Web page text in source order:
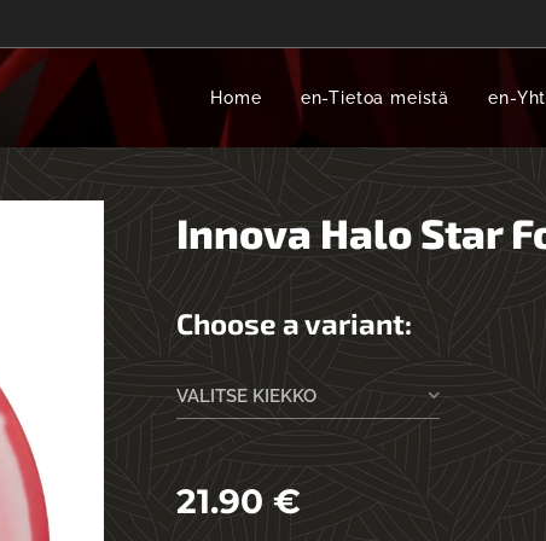
Home en-Tietoa meistä en-
Innova Halo Star
Choose a variant:
VALITSE KIEKKO
21.90€